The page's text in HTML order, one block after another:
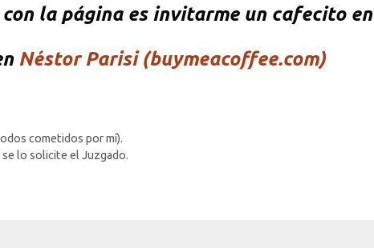
la página es invitarme un cafecito en
Néstor Parisi (buymeacoffee.com)
cometidos por mí).
lo solicite el Juzgado.